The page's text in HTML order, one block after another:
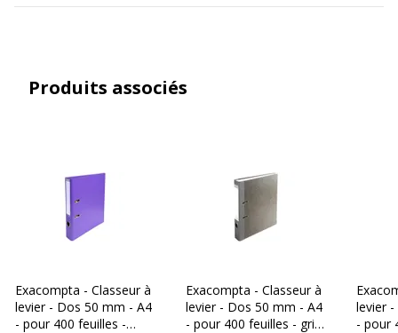
Marque Exacompta
Dimensions et poids
Largeur
Profondeur
Produits associés
Exacompta - Classeur à
levier - Dos 50 mm - A4
- pour 400 feuilles -
Exacompta - Classeur à
levier - Dos 50 mm - A4
- pour 400 feuilles - gris
levier
- pour